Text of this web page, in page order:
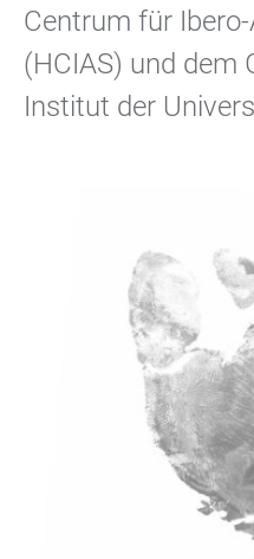
Centrum für
(HCIAS) und dem
Institut der